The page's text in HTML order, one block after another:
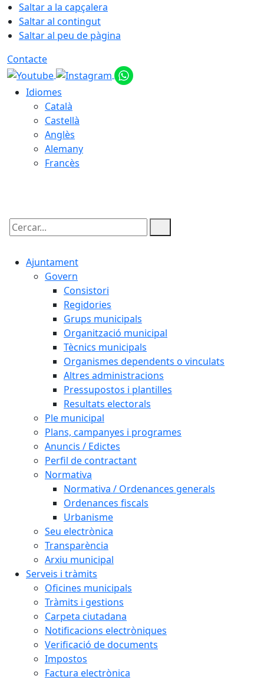
Saltar a la capçalera
Saltar al contingut
Saltar al peu de pàgina
Contacte
Idiomes
Català
Castellà
Anglès
Alemany
Francès
Cercar:
Ajuntament
Govern
Consistori
Regidories
Grups municipals
Organització municipal
Tècnics municipals
Organismes dependents o vinculats
Altres administracions
Pressupostos i plantilles
Resultats electorals
Ple municipal
Plans, campanyes i programes
Anuncis / Edictes
Perfil de contractant
Normativa
Normativa / Ordenances generals
Ordenances fiscals
Urbanisme
Seu electrònica
Transparència
Arxiu municipal
Serveis i tràmits
Oficines municipals
Tràmits i gestions
Carpeta ciutadana
Notificacions electròniques
Verificació de documents
Impostos
Factura electrònica